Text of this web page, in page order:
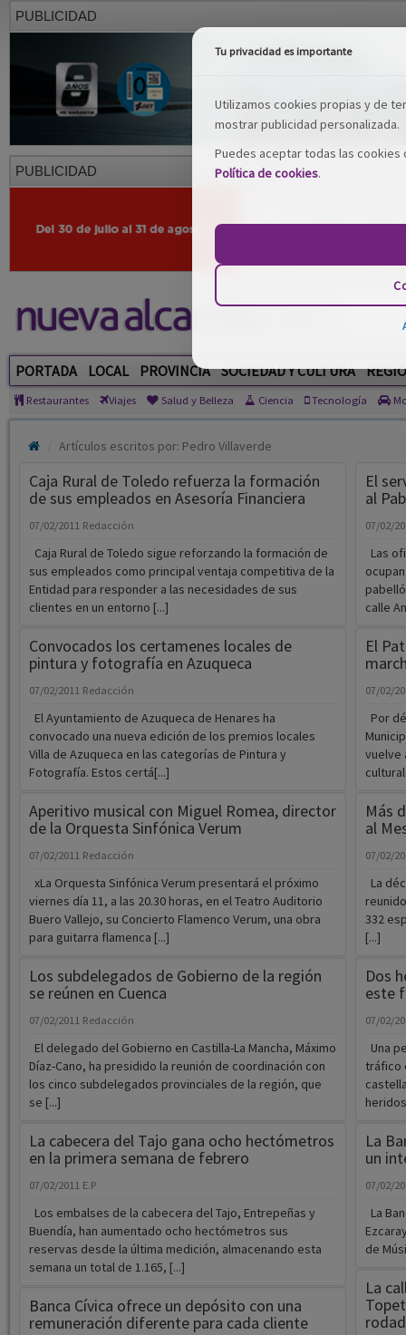
PUBLICIDAD
PUBLICIDAD
PORTADA LOCAL PROVINCIA SOCIEDAD Y CULTURA
Restaurantes Viajes Salud y Belleza Ciencia Tecnología
Artículos escritos por: Pedro Villaverde
Caja Rural de Toledo refuerza la formación
de sus empleados en Asesoría Financiera
07/02/2011 Redacción
Caja Rural de Toledo sigue reforzando la formación de
sus empleados como principal ventaja competitiva de la
Entidad para responder a las necesidades de sus
clientes en un entorno [...]
Convocados los certamenes locales de
pintura y fotografía en Azuqueca
07/02/2011 Redacción
El Ayuntamiento de Azuqueca de Henares ha
convocado una nueva edición de los premios locales
Villa de Azuqueca en las categorías de Pintura y
Fotografía. Estos certá[...]
Aperitivo musical con Miguel Romea, director
de la Orquesta Sinfónica Verum
07/02/2011 Redacción
xLa Orquesta Sinfónica Verum presentará el próximo
viernes día 11, a las 20.30 horas, en el Teatro Auditorio
Buero Vallejo, su Concierto Flamenco Verum, una obra
para guitarra flamenca [...]
Los subdelegados de Gobierno de la región
se reúnen en Cuenca
07/02/2011 Redacción
El delegado del Gobierno en Castilla-La Mancha, Máximo
Díaz-Cano, ha presidido la reunión de coordinación con
los cinco subdelegados provinciales de la región, que
se [...]
La cabecera del Tajo gana ocho hectómetros
en la primera semana de febrero
07/02/2011 E.P
Los embalses de la cabecera del Tajo, Entrepeñas y
Buendía, han aumentado ocho hectómetros sus
reservas desde la última medición, almacenando esta
semana un total de 1.165, [...]
Banca Cívica ofrece un depósito con una
remuneración diferente para cada cliente
El
al
07/02/
Las
calle
El
07/02/
Por
vuelve
Más
al
07/02/
La
332
[...]
Dos
este
07/02/
Una
tráfico
La
un
07/02/
La
de
La
Tu privacidad es importante
Utilizamos cookies propias y de
mostrar publicidad personalizada.
Puedes aceptar todas las
Política de cookies.